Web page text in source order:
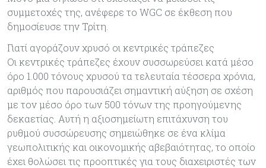
συμμετοχές της, ανέφερε το WGC σε έκθεση που
δημοσίευσε την Τρίτη.
Γιατί αγοράζουν χρυσό οι κεντρικές τράπεζες
Οι κεντρικές τράπεζες έχουν συσσωρεύσει κατά μέσο
όρο 1.000 τόνους χρυσού τα τελευταία τέσσερα χρόνια,
αριθμός που παρουσιάζει σημαντική αύξηση σε σχέση
με τον μέσο όρο των 500 τόνων της προηγούμενης
δεκαετίας. Αυτή η αξιοσημείωτη επιτάχυνση του
ρυθμού συσσώρευσης σημειώθηκε σε ένα κλίμα
γεωπολιτικής και οικονομικής αβεβαιότητας, το οποίο
έχει θολώσει τις προοπτικές για τους διαχειριστές των